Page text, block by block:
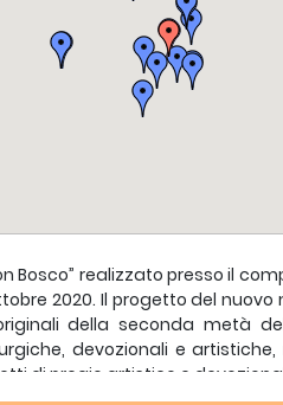
Bosco” realizzato presso il
2020. Il progetto del
della seconda metà
devozionali e
di pregio artistico e